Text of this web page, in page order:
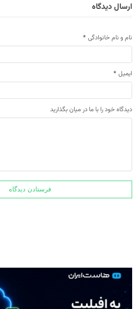
ارسال دیدگاه
نام و نام خانوادگی *
ایمیل *
دیدگاه خود را با ما در میان بگذارید